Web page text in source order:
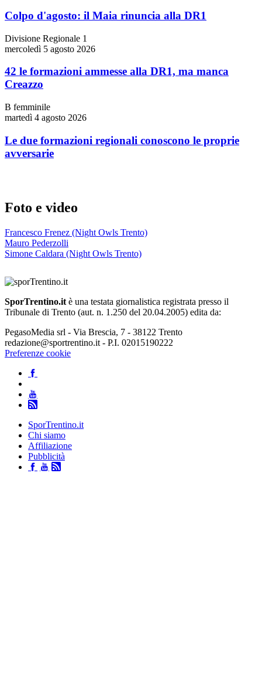
Colpo d'agosto: il Maia rinuncia alla DR1
Divisione Regionale 1
mercoledì 5 agosto 2026
42 le formazioni ammesse alla DR1, ma manca
Creazzo
B femminile
martedì 4 agosto 2026
Le due formazioni regionali conoscono le proprie
avversarie
Foto e video
Francesco Frenez (Night Owls Trento)
Mauro Pederzolli
Simone Caldara (Night Owls Trento)
SporTrentino.it è una testata giornalistica registrata presso il
Tribunale di Trento (aut. n. 1.250 del 20.04.2005) edita da:
PegasoMedia srl - Via Brescia, 7 - 38122 Trento
redazione@sportrentino.it - P.I. 02015190222
Preferenze cookie
SporTrentino.it
Chi siamo
Affiliazione
Pubblicità